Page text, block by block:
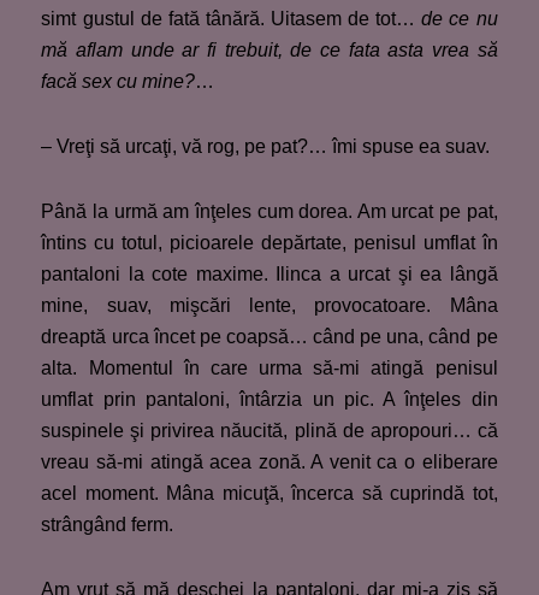
simt gustul de fată tânără. Uitasem de tot…de ce nu
mă aflam unde ar fi trebuit, de ce fata asta vrea să
facă sex cu mine?…
– Vreţi să urcaţi, vă rog, pe pat?… îmi spuse ea suav.
Până la urmă am înţeles cum dorea. Am urcat pe pat,
întins cu totul, picioarele depărtate, penisul umflat în
pantaloni la cote maxime. Ilinca a urcat şi ea lângă
mine, suav, mişcări lente, provocatoare. Mâna
dreaptă urca încet pe coapsă… când pe una, când pe
alta. Momentul în care urma să-mi atingă penisul
umflat prin pantaloni, întârzia un pic. A înţeles din
suspinele şi privirea năucită, plină de apropouri… că
vreau să-mi atingă acea zonă. A venit ca o eliberare
acel moment. Mâna micuţă, încerca să cuprindă tot,
strângând ferm.
Am vrut să mă deschei la pantaloni, dar mi-a zis să